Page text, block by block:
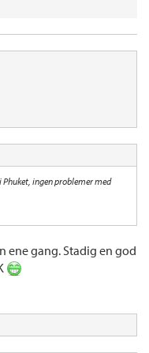
Phuket, ingen problemer med
ene gang. Stadig en god